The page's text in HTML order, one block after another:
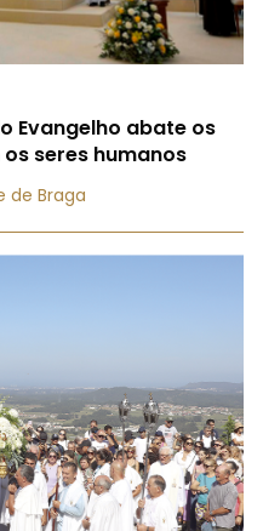
Evangelho abate os
seres humanos
de Braga